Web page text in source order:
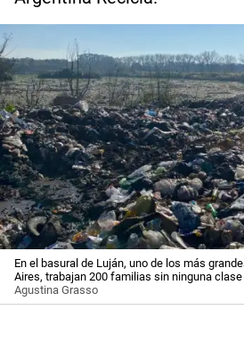
En el basural de Luján, uno de los más
Aires, trabajan 200 familias sin ninguna
Agustina Grasso